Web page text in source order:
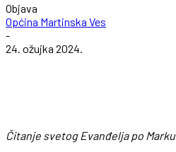
Objava
Općina Martinska Ves
-
24. ožujka 2024.
Čitanje svetog Evanđelja po Marku